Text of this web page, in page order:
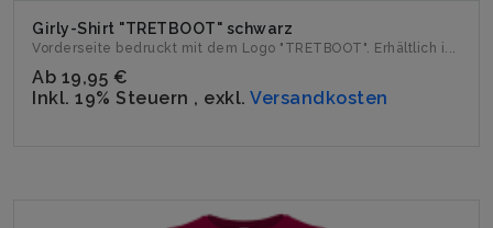
Girly-Shirt "TRETBOOT" schwarz
Vorderseite bedruckt mit dem Logo "TRETBOOT". Erhältlich i...
Ab 19,95 €
Inkl. 19% Steuern , exkl. Versandkosten